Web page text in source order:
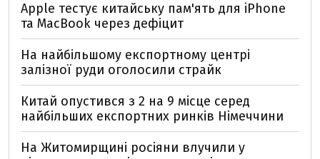
Apple тестує китайську пам'ять для iPhone
та MacBook через дефіцит
На найбільшому експортному центрі
залізної руди оголосили страйк
Китай опустився з 2 на 9 місце серед
найбільших експортних ринків Німеччини
На Житомирщині росіяни влучили у